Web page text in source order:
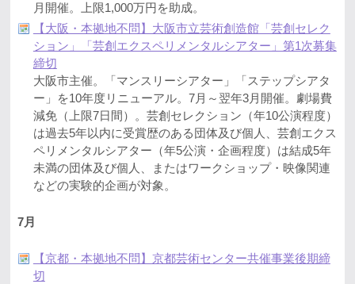
月開催。上限1,000万円を助成。
【大阪・本拠地不問】大阪市立芸術創造館「芸創セレク
ション」「芸創エクスペリメンタルシアター」第1次募集
締切
大阪市主催。「マンスリーシアター」「ステップシアタ
ー」を10年度リニューアル。7月～翌年3月開催。劇場費
減免（上限7日間）。芸創セレクション（年10公演程度）
は過去5年以内に受賞歴のある団体及び個人、芸創エクス
ペリメンタルシアター（年5公演・企画程度）は結成5年
未満の団体及び個人、またはワークショップ・映像関連
などの実験的企画が対象。
7月
【京都・本拠地不問】京都芸術センター共催事業後期締
切